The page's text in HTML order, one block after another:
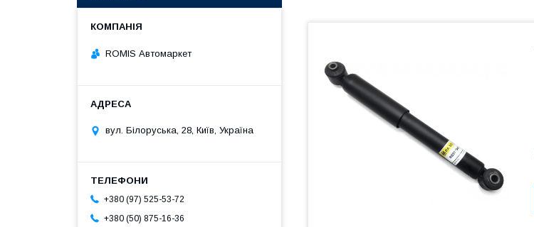
ROMIS Автомаркет
вул. Білоруська, 28, Київ, Україна
+380 (97) 525-53-72
+380 (50) 875-16-36